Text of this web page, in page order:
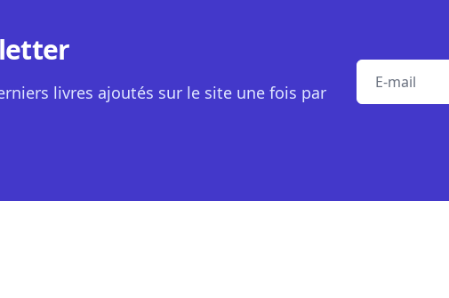
livres ajoutés sur le site une fois par
E-mail